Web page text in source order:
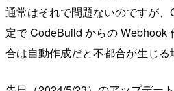
通常はそれで問題ないのですが
定で CodeBuild からの Webhook
合は自動作成だと不都合が生じる